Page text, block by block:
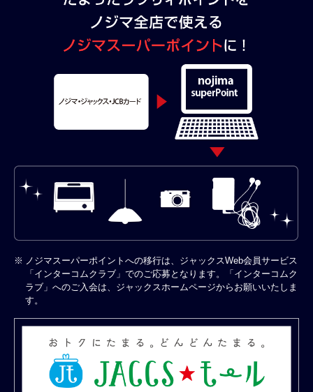
※ ノジマスーパーポイントへの移行は、ジャックスWeb会員サービス
「インターコムクラブ」でのご応募となります。「インターコムク
ラブ」へのご入会は、ジャックスホームページからお願いいたしま
す。